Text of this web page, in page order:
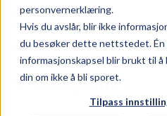
personvernerklæring.
Hvis du avslår, blir ikke
du besøker dette nettstedet. Én
informasjonskapsel blir brukt til
din om ikke å bli sporet.
Tilpass